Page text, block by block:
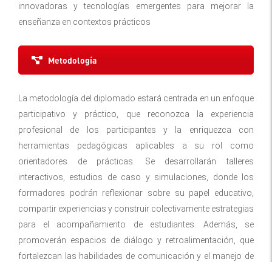
innovadoras y tecnologías emergentes para mejorar la
enseñanza en contextos prácticos
Metodología
La metodología del diplomado estará centrada en un enfoque
participativo y práctico, que reconozca la experiencia
profesional de los participantes y la enriquezca con
herramientas pedagógicas aplicables a su rol como
orientadores de prácticas. Se desarrollarán talleres
interactivos, estudios de caso y simulaciones, donde los
formadores podrán reflexionar sobre su papel educativo,
compartir experiencias y construir colectivamente estrategias
para el acompañamiento de estudiantes. Además, se
promoverán espacios de diálogo y retroalimentación, que
fortalezcan las habilidades de comunicación y el manejo de